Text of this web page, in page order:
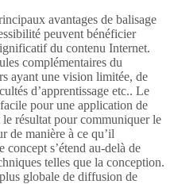
avantages de balisage
peuvent bénéficier
du contenu Internet.
complémentaires du
ayant une vision limitée, de
d’apprentissage etc.. Le
pour une application de
résultat pour communiquer le
de manière à ce qu’il
concept s’étend au-delà de
telles que la conception.
globale de diffusion de